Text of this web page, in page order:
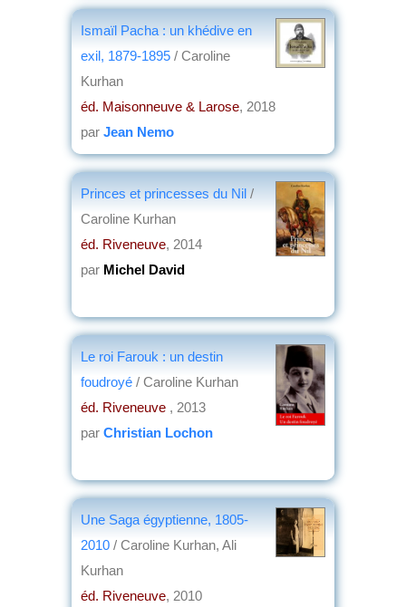
Ismaïl Pacha : un khédive en
exil, 1879-1895 / Caroline
Kurhan
éd. Maisonneuve & Larose, 2018
par Jean Nemo
Princes et princesses du Nil /
Caroline Kurhan
éd. Riveneuve, 2014
par Michel David
Le roi Farouk : un destin
foudroyé / Caroline Kurhan
éd. Riveneuve , 2013
par Christian Lochon
Une Saga égyptienne, 1805-
2010 / Caroline Kurhan, Ali
Kurhan
éd. Riveneuve, 2010